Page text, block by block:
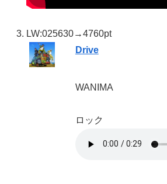
LW:025630→4760pt
Drive
WANIMA
ロック